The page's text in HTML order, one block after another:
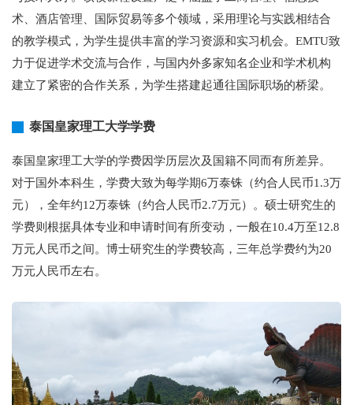
术、酒店管理、国际贸易等多个领域，采用理论与实践相结合
的教学模式，为学生提供丰富的学习资源和实习机会。EMTU致
力于促进学术交流与合作，与国内外多家知名企业和学术机构
建立了紧密的合作关系，为学生搭建起通往国际职场的桥梁。
泰国皇家理工大学学费
泰国皇家理工大学的学费因学历层次及国籍不同而有所差异。
对于国外本科生，学费大致为每学期6万泰铢（约合人民币1.3万
元），全年约12万泰铢（约合人民币2.7万元）。硕士研究生的
学费则根据具体专业和申请时间有所变动，一般在10.4万至12.8
万元人民币之间。博士研究生的学费较高，三年总学费约为20
万元人民币左右。